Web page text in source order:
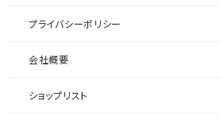
プライバシーポリシー
会社概要
ショップリスト